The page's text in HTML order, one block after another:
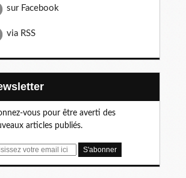
sur Facebook
via RSS
vous pour être averti des
articles publiés.